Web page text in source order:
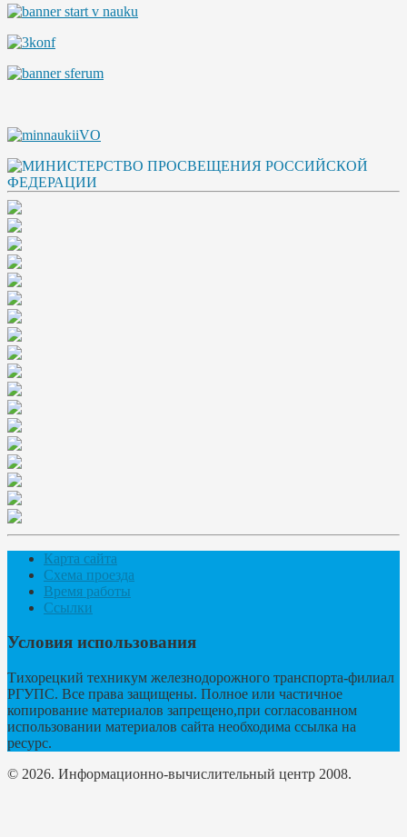
Карта сайта
Схема проезда
Время работы
Ссылки
Условия использования
Тихорецкий техникум железнодорожного транспорта-филиал
РГУПС. Все права защищены. Полное или частичное
копирование материалов запрещено,при согласованном
использовании материалов сайта необходима ссылка на
ресурс.
© 2026. Информационно-вычислительный центр 2008.